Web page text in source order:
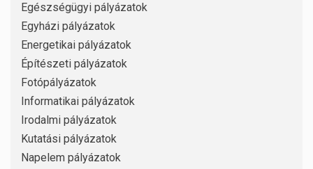
Egészségügyi pályázatok
Egyházi pályázatok
Energetikai pályázatok
Építészeti pályázatok
Fotópályázatok
Informatikai pályázatok
Irodalmi pályázatok
Kutatási pályázatok
Napelem pályázatok